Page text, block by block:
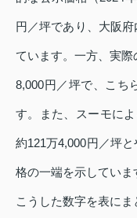
円／坪であり、大阪
ています。一方、実
8,000円／坪で、こち
す。また、スーモに
約121万4,000円／坪
格の一端を示していま
こうした数字を表にま